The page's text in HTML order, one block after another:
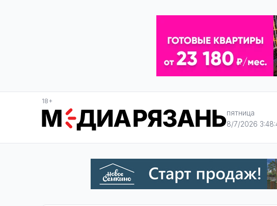
18+
пятница
8/7/2026